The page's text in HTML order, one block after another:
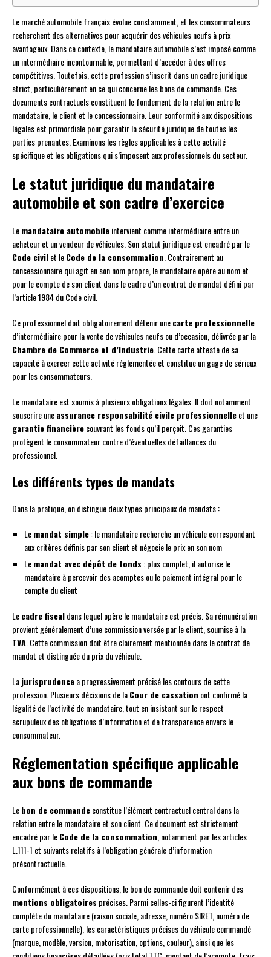
Le marché automobile français évolue constamment, et les consommateurs
recherchent des alternatives pour acquérir des véhicules neufs à prix
avantageux. Dans ce contexte, le mandataire automobile s’est imposé comme
un intermédiaire incontournable, permettant d’accéder à des offres
compétitives. Toutefois, cette profession s’inscrit dans un cadre juridique
strict, particulièrement en ce qui concerne les bons de commande. Ces
documents contractuels constituent le fondement de la relation entre le
mandataire, le client et le concessionnaire. Leur conformité aux dispositions
légales est primordiale pour garantir la sécurité juridique de toutes les
parties prenantes. Examinons les règles applicables à cette activité
spécifique et les obligations qui s’imposent aux professionnels du secteur.
Le statut juridique du mandataire
automobile et son cadre d’exercice
Lemandataire automobileintervient comme intermédiaire entre un
acheteur et un vendeur de véhicules. Son statut juridique est encadré par le
Code civilet leCode de la consommation . Contrairement au
concessionnaire qui agit en son nom propre, le mandataire opère au nom et
pour le compte de son client dans le cadre d’un contrat de mandat défini par
l’article 1984 du Code civil.
Ce professionnel doit obligatoirement détenir unecarte professionnelle
d’intermédiaire pour la vente de véhicules neufs ou d’occasion, délivrée par la
Chambre de Commerce et d’Industrie . Cette carte atteste de sa
capacité à exercer cette activité réglementée et constitue un gage de sérieux
pour les consommateurs.
Le mandataire est soumis à plusieurs obligations légales. Il doit notamment
souscrire uneassurance responsabilité civile professionnelleet une
garantie financièrecouvrant les fonds qu’il perçoit. Ces garanties
protègent le consommateur contre d’éventuelles défaillances du
professionnel.
Les différents types de mandats
Dans la pratique, on distingue deux types principaux de mandats :
Lemandat simple: le mandataire recherche un véhicule correspondant
aux critères définis par son client et négocie le prix en son nom
Lemandat avec dépôt de fonds : plus complet, il autorise le
mandataire à percevoir des acomptes ou le paiement intégral pour le
compte du client
Lecadre fiscaldans lequel opère le mandataire est précis. Sa rémunération
provient généralement d’une commission versée par le client, soumise à la
TVA . Cette commission doit être clairement mentionnée dans le contrat de
mandat et distinguée du prix du véhicule.
Lajurisprudencea progressivement précisé les contours de cette
profession. Plusieurs décisions de laCour de cassation ont confirmé la
légalité de l’activité de mandataire, tout en insistant sur le respect
scrupuleux des obligations d’information et de transparence envers le
consommateur.
Réglementation spécifique applicable
aux bons de commande
Lebon de commandeconstitue l’élément contractuel central dans la
relation entre le mandataire et son client. Ce document est strictement
encadré par leCode de la consommation , notamment par les articles
L.111-1 et suivants relatifs à l’obligation générale d’information
précontractuelle.
Conformément à ces dispositions, le bon de commande doit contenir des
mentions obligatoires précises. Parmi celles-ci figurent l’identité
complète du mandataire (raison sociale, adresse, numéro SIRET, numéro de
carte professionnelle), les caractéristiques précises du véhicule commandé
(marque, modèle, version, motorisation, options, couleur), ainsi que les